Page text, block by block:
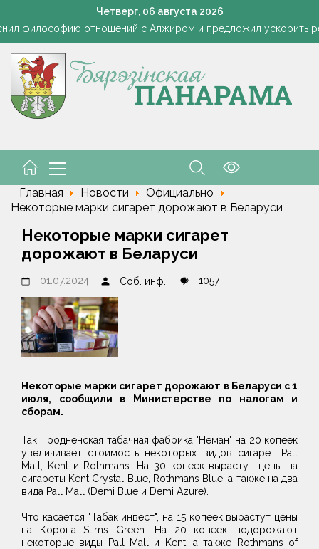
Четверг, 06 августа 2026
Ребенок провалился в канализационный колодец в
философию отношений с Алжиром и предложил ускорить
Семинар-совещание по охране труда профсоюза
Косить или не косить: когда обрезка ботвы картофеля
Ребенок провалился в канализационный колодец в
Главная Новости
Официально
Некоторые марки сигарет дорожают в Беларуси
Некоторые марки сигарет
дорожают в Беларуси
01.07.2024 Соб. инф. 1057
Некоторые марки сигарет дорожают в Беларуси с 1
июля, сообщили в Министерстве по налогам и
сборам.
Так, Гродненская табачная фабрика "Неман" на 20 копеек
увеличивает стоимость некоторых видов сигарет Pall
Mall, Kent и Rothmans. На 30 копеек вырастут цены на
сигареты Kent Crystal Blue, Rothmans Blue, а также на два
вида Pall Mall (Demi Blue и Demi Azure).
Что касается "Табак инвест", на 15 копеек вырастут цены
на Корона Slims Green. На 20 копеек подорожают
некоторые виды Pall Mall и Kent, а также Rothmans of